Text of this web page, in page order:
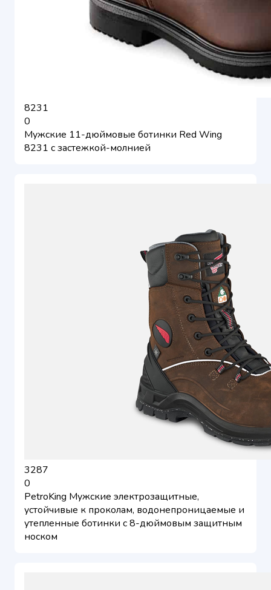
8231
0
Мужские 11-дюймовые ботинки Red Wing
8231 с застежкой-молнией
3287
0
PetroKing Мужские электрозащитные,
устойчивые к проколам, водонепроницаемые и
утепленные ботинки с 8-дюймовым защитным
носком